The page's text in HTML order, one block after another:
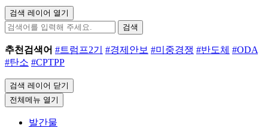
검색 레이어 열기
검색
추천검색어 #트럼프2기 #경제안보 #미중경쟁 #반도체 #ODA
#탄소 #CPTPP
검색 레이어 닫기
전체메뉴 열기
발간물